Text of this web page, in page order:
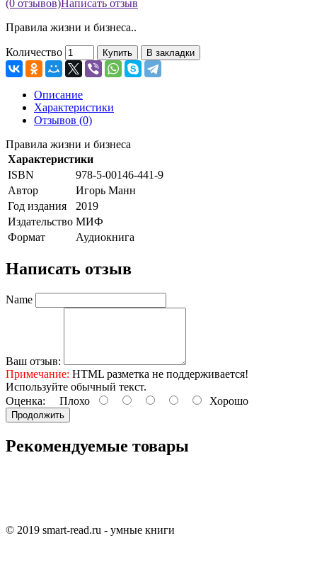
(0 отзывов)Написать отзыв
Правила жизни и бизнеса..
Количество Купить В закладки
Описание
Характеристики
Отзывов (0)
Правила жизни и бизнеса
Характеристики
ISBN
978-5-00146-441-9
Автор
Игорь Манн
Год издания
2019
Издательство МИФ
Формат
Аудиокнига
Написать отзыв
Name
Ваш отзыв:
Примечание: HTML разметка не поддерживается!
Используйте обычный текст.
Оценка: Плохо Хорошо
Продолжить
Рекомендуемые товары
© 2019 smart-read.ru - умные книги